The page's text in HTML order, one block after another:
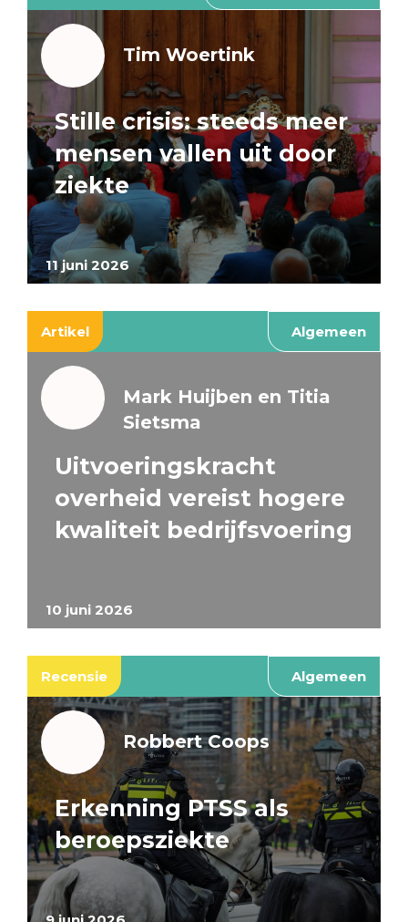
11 juni 2026
Tim Woertink
Stille crisis: steeds meer
mensen vallen uit door
ziekte
Artikel Algemeen
10 juni 2026
Mark Huijben en Titia
Sietsma
Uitvoeringskracht
overheid vereist hogere
kwaliteit bedrijfsvoering
Recensie Algemeen
Robbert Coops
Erkenning PTSS als
beroepsziekte